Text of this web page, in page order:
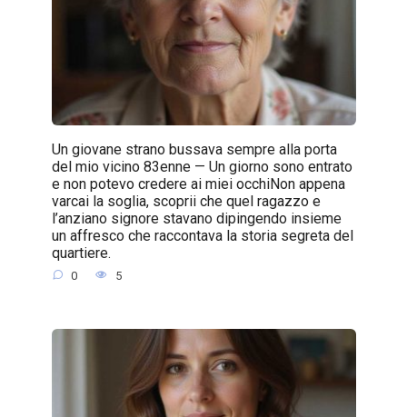
Un giovane strano bussava sempre alla porta
del mio vicino 83enne — Un giorno sono entrato
e non potevo credere ai miei occhiNon appena
varcai la soglia, scoprii che quel ragazzo e
l’anziano signore stavano dipingendo insieme
un affresco che raccontava la storia segreta del
quartiere.
0 5